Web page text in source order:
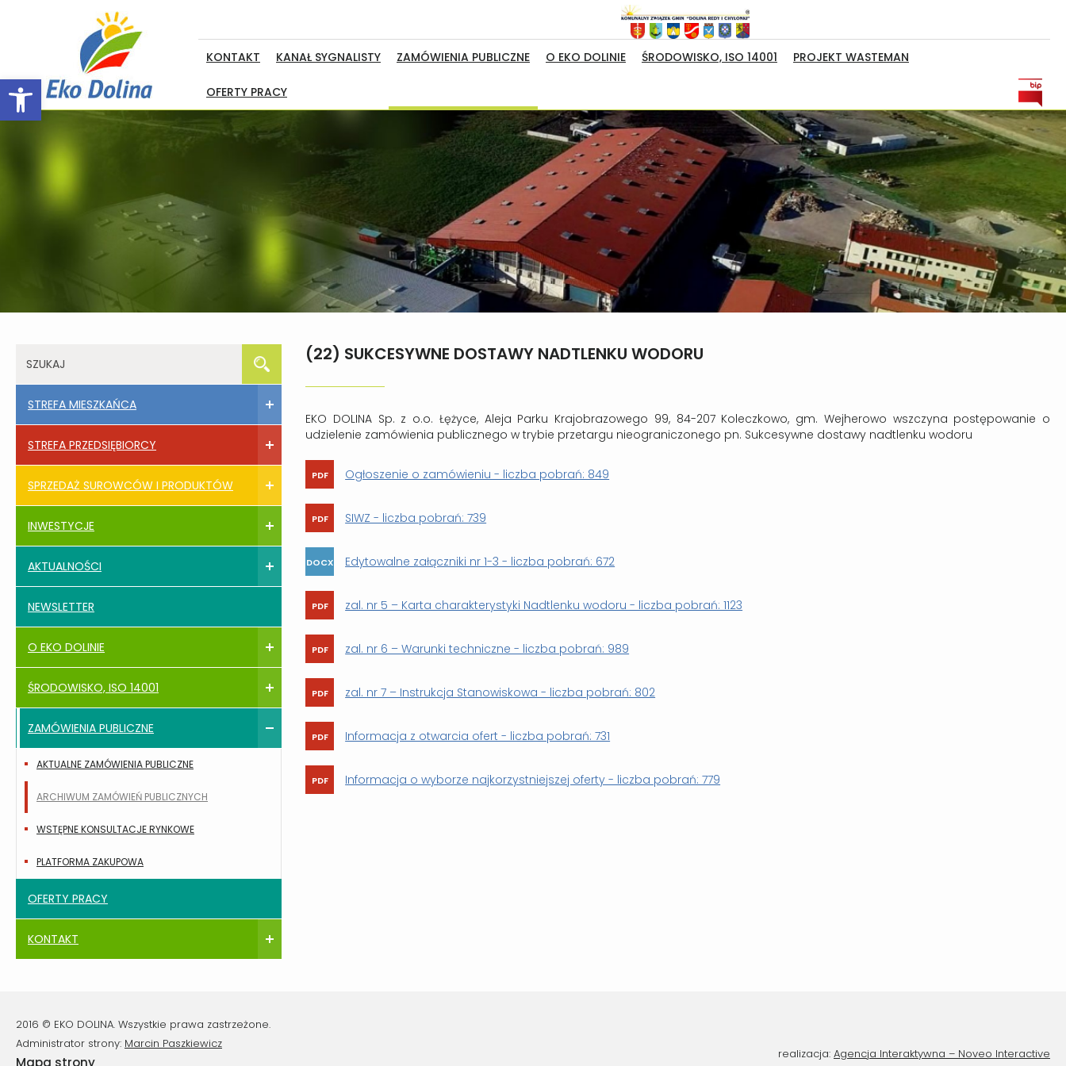
Open toolbar
KONTAKT KANAŁ SYGNALISTY ZAMÓWIENIA PUBLICZNE O EKO DOLINIE ŚRODOWISKO, ISO 14001 PROJEKT WASTEMAN
OFERTY PRACY
(22) SUKCESYWNE DOSTAWY NADTLENKU WODORU
EKO DOLINA Sp. z o.o. Łężyce, Aleja Parku Krajobrazowego 99, 84-207 Koleczkowo, gm. Wejherowo wszczyna postępowanie o
udzielenie zamówienia publicznego w trybie przetargu nieograniczonego pn. Sukcesywne dostawy nadtlenku wodoru
Ogłoszenie o zamówieniu - liczba pobrań: 849
SIWZ - liczba pobrań: 739
Edytowalne załączniki nr 1-3 - liczba pobrań: 672
zal. nr 5 – Karta charakterystyki Nadtlenku wodoru - liczba pobrań: 1123
zal. nr 6 – Warunki techniczne - liczba pobrań: 989
zal. nr 7 – Instrukcja Stanowiskowa - liczba pobrań: 802
Informacja z otwarcia ofert - liczba pobrań: 731
Informacja o wyborze najkorzystniejszej oferty - liczba pobrań: 779
STREFA MIESZKAŃCA
STREFA PRZEDSIĘBIORCY
SPRZEDAŻ SUROWCÓW I PRODUKTÓW
INWESTYCJE
AKTUALNOŚCI
NEWSLETTER
O EKO DOLINIE
ŚRODOWISKO, ISO 14001
ZAMÓWIENIA PUBLICZNE
AKTUALNE ZAMÓWIENIA PUBLICZNE
ARCHIWUM ZAMÓWIEŃ PUBLICZNYCH
WSTĘPNE KONSULTACJE RYNKOWE
PLATFORMA ZAKUPOWA
OFERTY PRACY
KONTAKT
2016 © EKO DOLINA. Wszystkie prawa zastrzeżone.
Administrator strony: Marcin Paszkiewicz
Mapa strony
realizacja: Agencja Interaktywna – Noveo Interactive